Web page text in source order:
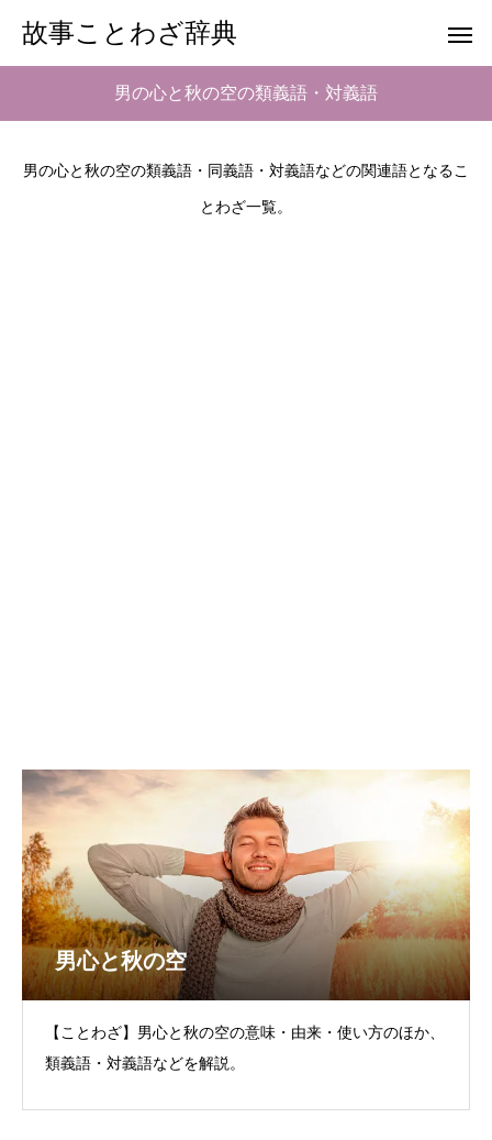
故事ことわざ辞典
男の心と秋の空の類義語・対義語
男の心と秋の空の類義語・同義語・対義語などの関連語となるこ
とわざ一覧。
男心と秋の空
【ことわざ】男心と秋の空の意味・由来・使い方のほか、
類義語・対義語などを解説。